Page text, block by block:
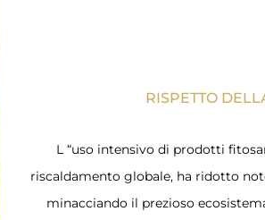
RISPETTO
L “uso intensivo di prodotti
riscaldamento globale, ha ridotto
minacciando il prezioso